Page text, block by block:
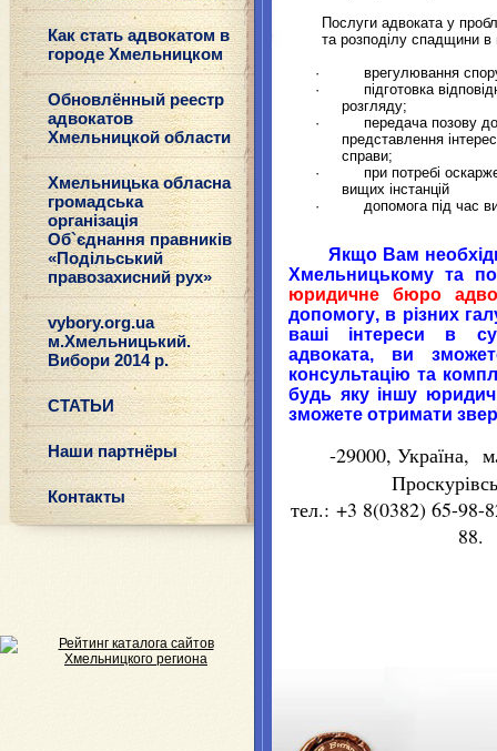
Как стать адвокатом в
городе Хмельницком
Обновлённый реестр
адвокатов
Хмельницкой области
Хмельницька обласна
громадська
організація
Об`єднання правників
«Подільський
правозахисний рух»
vybory.org.ua
м.Хмельницький.
Вибори 2014 р.
СТАТЬИ
Наши партнёры
Контакты
Послуги адвоката у
та розподілу спадщини
·
врегулювання
·
підготовка
розгляду;
·
передача позову
представлення
справи;
·
при потребі
вищих інстанцій
·
допомога під час
Якщо Вам
Хмельницькому та по
юридичне бюро
допомогу, в різних
ваші інтереси в
адвоката, ви
консультацію та
будь якуіншу
зможете отримати звер
-29000, Україна, м
тел.: +3 8(0382) 65-